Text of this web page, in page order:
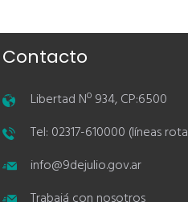
Contacto
Libertad Nº 934, CP:6500
Tel: 02317-610000 (líneas
info@9dejulio.gov.ar